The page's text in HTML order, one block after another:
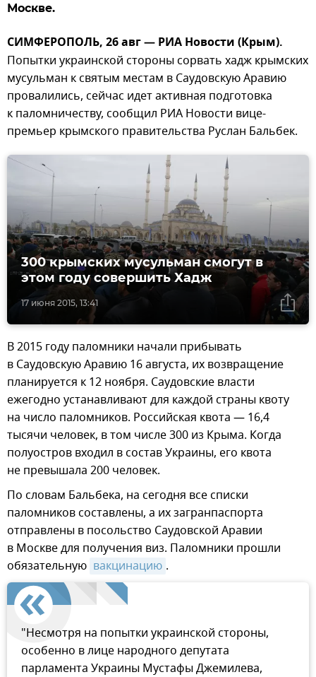
Москве.
СИМФЕРОПОЛЬ, 26 авг — РИА Новости (Крым).
Попытки украинской стороны сорвать хадж крымских
мусульман к святым местам в Саудовскую Аравию
провалились, сейчас идет активная подготовка
к паломничеству, сообщил РИА Новости вице-
премьер крымского правительства Руслан Бальбек.
17 июня 2015, 13:41
300 крымских мусульман смогут в
этом году совершить Хадж
В 2015 году паломники начали прибывать
в Саудовскую Аравию 16 августа, их возвращение
планируется к 12 ноября. Саудовские власти
ежегодно устанавливают для каждой страны квоту
на число паломников. Российская квота — 16,4
тысячи человек, в том числе 300 из Крыма. Когда
полуостров входил в состав Украины, его квота
не превышала 200 человек.
По словам Бальбека, на сегодня все списки
паломников составлены, а их загранпаспорта
отправлены в посольство Саудовской Аравии
в Москве для получения виз. Паломники прошли
обязательную вакцинацию .
"Несмотря на попытки украинской стороны,
особенно в лице народного депутата
парламента Украины Мустафы Джемилева,